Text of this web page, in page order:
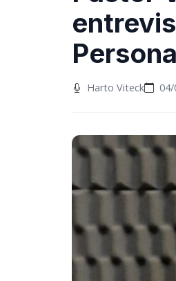
Harto Viteck